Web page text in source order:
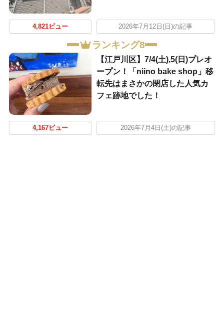
4,821ビュー 2026年7月12日(日)の記事
ランキング8
【江戸川区】7/4(土),5(日)プレオ
ープン！「niino bake shop」移
転先はまさかの閉店した人気カ
フェ跡地でした！
4,167ビュー 2026年7月4日(土)の記事